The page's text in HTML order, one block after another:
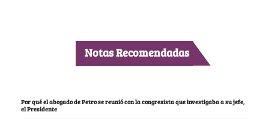
Notas Recomendadas
Por qué el abogado de Petro se reunió con la congresista que investigaba a su jefe,
el Presidente